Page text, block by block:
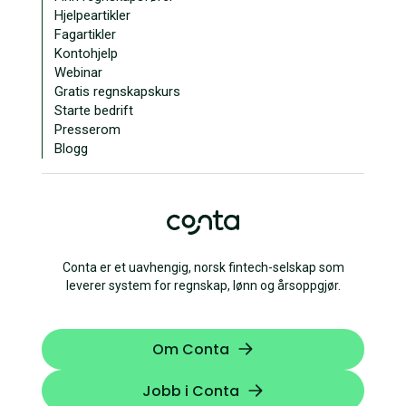
Conta er et uavhengig, norsk fintech-selskap som
leverer system for regnskap, lønn og årsoppgjør.
Om Conta
Jobb i Conta
Hjelpeartikler
Fagartikler
Kontohjelp
Webinar
Gratis regnskapskurs
Starte bedrift
Presserom
Blogg